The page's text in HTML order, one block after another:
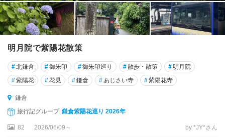
明月院で紫陽花散策
#北鎌倉 #御朱印 #御朱印巡り #散歩・散策 #明月院
#紫陽花 #花見 #鎌倉 #あじさい寺 #紫陽花寺
鎌倉
旅行記グループ 鎌倉紫陽花巡り 2026年
82 2026/06/09～ by *JY*さん